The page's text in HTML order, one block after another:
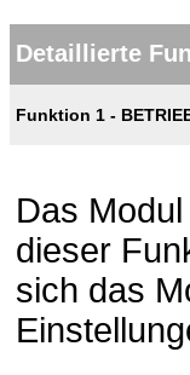
Detaillierte
Funktion 1 -
Das
dieser
sich das